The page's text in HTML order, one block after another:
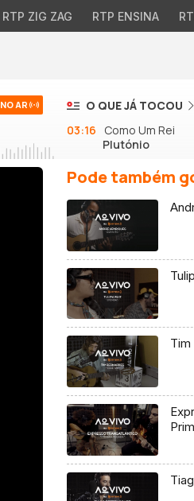
RTP ZIG ZAG RTP ENSINA
NO AR
O QUE JÁ TOCOU
03:16
Como Um Rei
Plutónio
Pode também
Tim